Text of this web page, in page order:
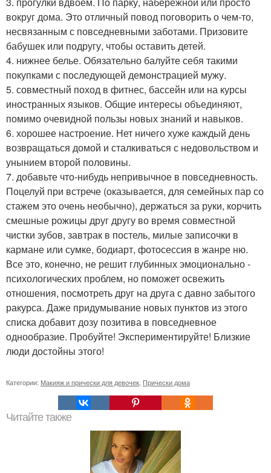
вокруг дома. Это отличный повод поговорить о чем-то,
несвязанным с повседневными заботами. Призовите
бабушек или подругу, чтобы оставить детей.
4. нижнее белье. Обязательно балуйте себя такими
покупками с последующей демонстрацией мужу.
5. совместный поход в фитнес, бассейн или на курсы
иностранных языков. Общие интересы объединяют,
помимо очевидной пользы новых знаний и навыков.
6. хорошее настроение. Нет ничего хуже каждый день
возвращаться домой и сталкиваться с недовольством и
унынием второй половины.
7. добавьте что-нибудь непривычное в повседневность.
Поцелуй при встрече (оказывается, для семейных пар со
стажем это очень необычно), держаться за руки, корчить
смешные рожицы друг другу во время совместной
чистки зубов, завтрак в постель, милые записочки в
кармане или сумке, бодиарт, фотосессия в жанре ню.
Все это, конечно, не решит глубинных эмоционально -
психологических проблем, но поможет освежить
отношения, посмотреть друг на друга с давно забытого
ракурса. Даже придумывание новых пунктов из этого
списка добавит дозу позитива в повседневное
однообразие. Пробуйте! Экспериментируйте! Близкие
люди достойны этого!
Категории: Макияж и прически для девочек Прически дома
Читайте также